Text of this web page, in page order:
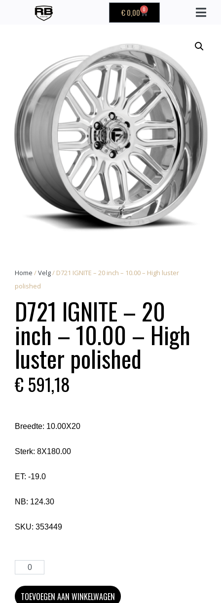
€0,00 0
Home /Velg/ D721 IGNITE – 20 inch – 10.00 – High luster
polished
D721 IGNITE – 20
inch – 10.00 – High
luster polished
€ 591,18
Breedte: 10.00X20
Sterk: 8X180.00
ET: -19.0
NB: 124.30
SKU: 353449
TOEVOEGEN AAN WINKELWAGEN